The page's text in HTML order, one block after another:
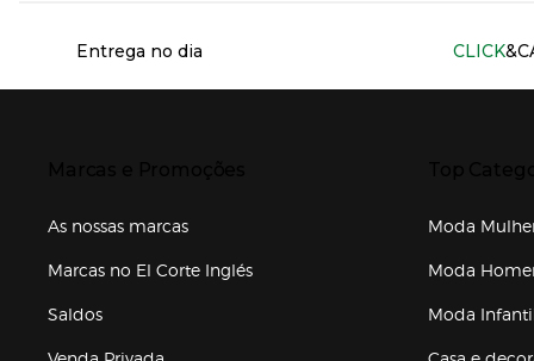
Entrega no dia CLICK
As nossas marcas
Marcas no El Corte Inglés
Saldos
Moda
Moda
Moda